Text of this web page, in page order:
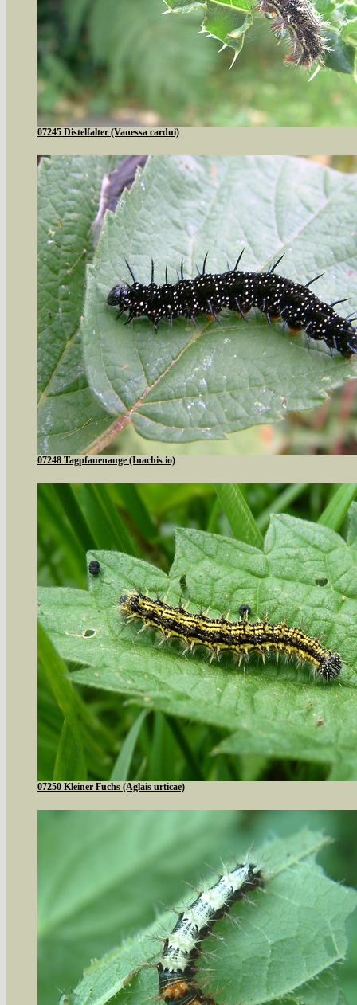
07245 Distelfalter (Vanessa cardui)
07248 Tagpfauenauge (Inachis io)
07250 Kleiner Fuchs (Aglais urticae)